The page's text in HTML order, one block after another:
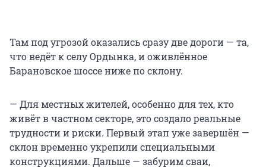
Там под угрозой оказались сразу две дороги — та,
что ведёт к селу Ордынка, и оживлённое
Барановское шоссе ниже по склону.
— Для местных жителей, особенно для тех, кто
живёт в частном секторе, это создало реальные
трудности и риски. Первый этап уже завершён —
склон временно укрепили специальными
конструкциями. Дальше — забурим сваи,